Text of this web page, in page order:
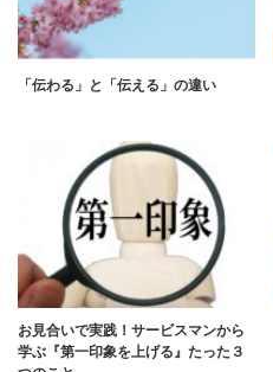
「伝わる」と「伝える」の違い
お見合いで実践！サービスマンから
学ぶ『第一印象を上げる』たった３